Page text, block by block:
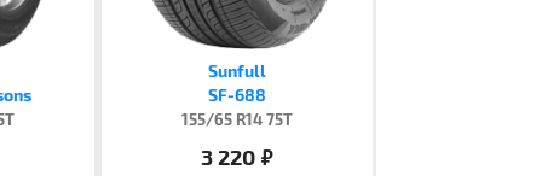
Sunfull
SF-688
155/65 R14 75T
3 220 руб.